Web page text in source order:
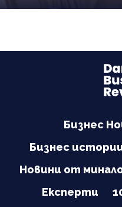
Бизнес
Бизнес
Новини от
Експерти